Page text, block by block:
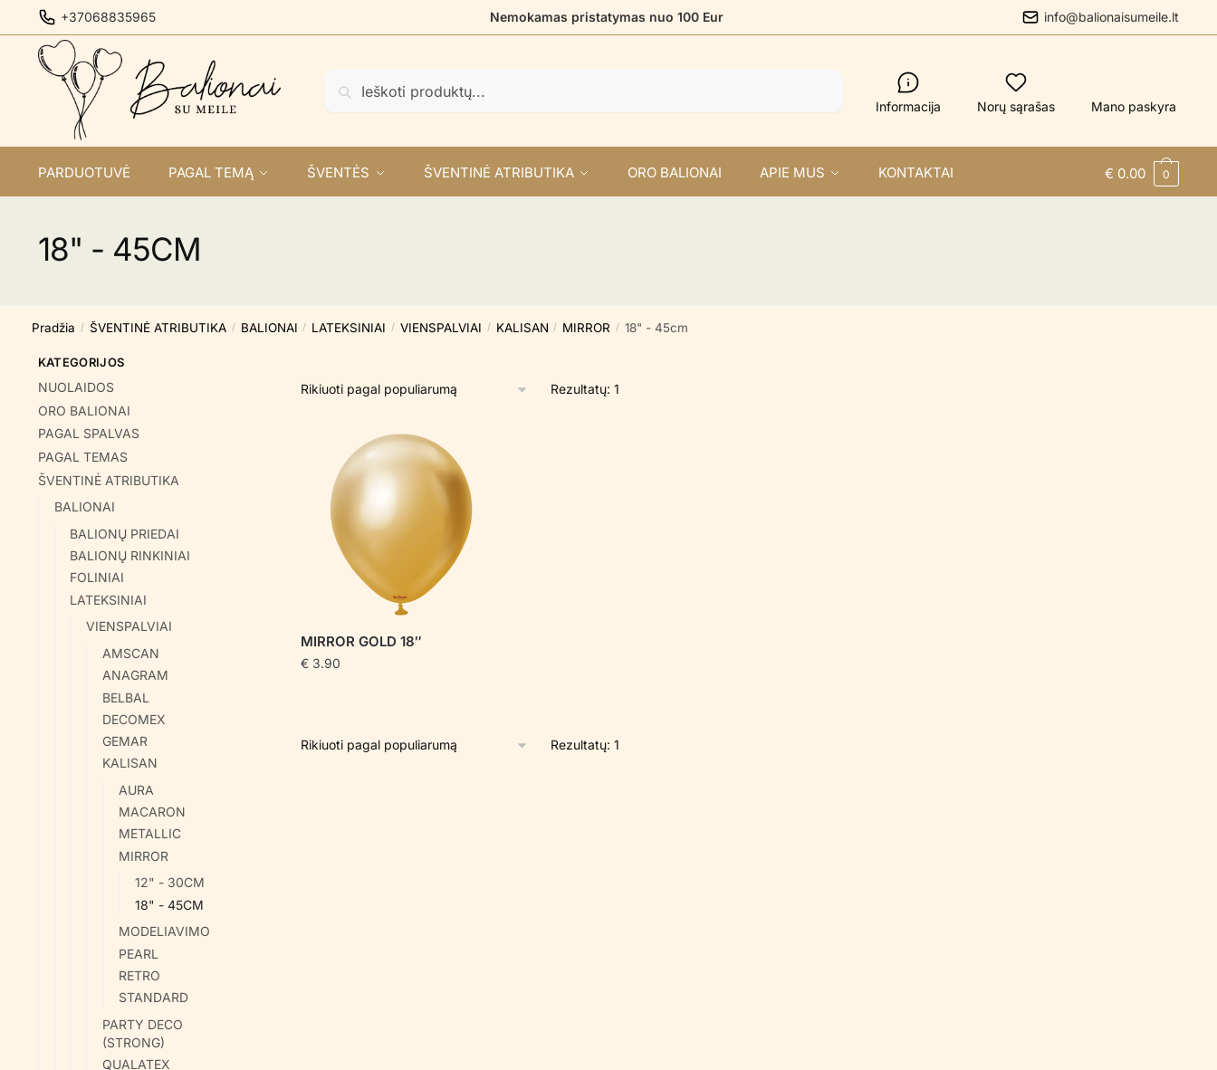
to
navigation
to
content
+37068835965 Nemokamas pristatymas nuo 100 Eur info@balionaisumeile.lt
Informacija Norų sąrašas Mano paskyra
PARDUOTUVĖ PAGAL TEMĄ ŠVENTĖS ŠVENTINĖ ATRIBUTIKA ORO BALIONAI APIE MUS KONTAKTAI € 0.00 0
18" - 45CM
Pradžia / ŠVENTINĖ ATRIBUTIKA / BALIONAI / LATEKSINIAI / VIENSPALVIAI / KALISAN / MIRROR / 18" - 45cm
Rezultatų: 1
MIRROR GOLD 18″
€3.90
Rezultatų: 1
KATEGORIJOS
NUOLAIDOS
ORO BALIONAI
PAGAL SPALVAS
PAGAL TEMAS
ŠVENTINĖ ATRIBUTIKA
BALIONAI
BALIONŲ PRIEDAI
BALIONŲ RINKINIAI
FOLINIAI
LATEKSINIAI
VIENSPALVIAI
AMSCAN
ANAGRAM
BELBAL
DECOMEX
GEMAR
KALISAN
AURA
MACARON
METALLIC
MIRROR
12" - 30CM
18" - 45CM
MODELIAVIMO
PEARL
RETRO
STANDARD
PARTY DECO
(STRONG)
QUALATEX